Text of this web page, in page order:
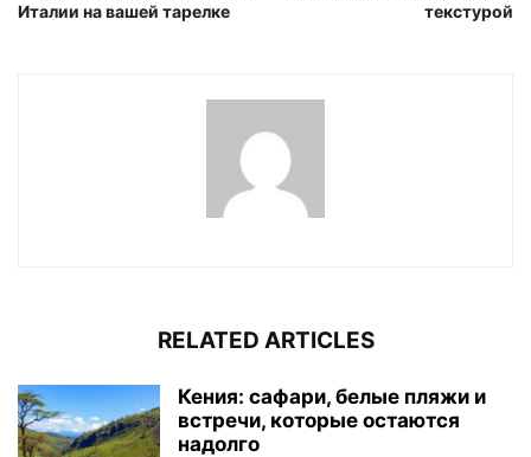
Италии на вашей тарелке
текстурой
RELATED ARTICLES
Кения: сафари, белые пляжи и
встречи, которые остаются
надолго